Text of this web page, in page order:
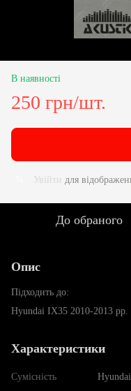
В наявності
250 грн/шт.
Увійти для
До обраного
Опис
Підходить до:
Hyundai IX35 2010-2013 рр.
Характеристики
Сумісність